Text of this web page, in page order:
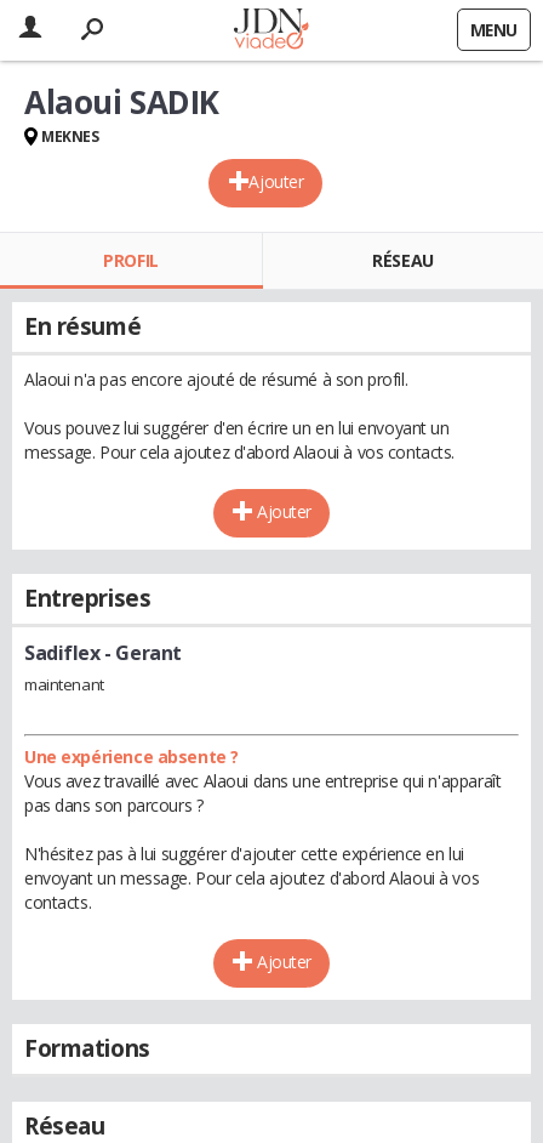
MENU
Ajouter
Alaoui SADIK
MEKNES
PROFIL RÉSEAU
En résumé
Alaoui n'a pas encore ajouté de résumé à son profil.
Vous pouvez lui suggérer d'en écrire un en lui envoyant un
message. Pour cela ajoutez d'abord Alaoui à vos contacts.
Ajouter
Entreprises
Sadiflex- Gerant
maintenant
Une expérience absente ?
Vous avez travaillé avec Alaoui dans une entreprise qui n'apparaît
pas dans son parcours ?
N'hésitez pas à lui suggérer d'ajouter cette expérience en lui
envoyant un message. Pour cela ajoutez d'abord Alaoui à vos
contacts.
Ajouter
Formations
Réseau